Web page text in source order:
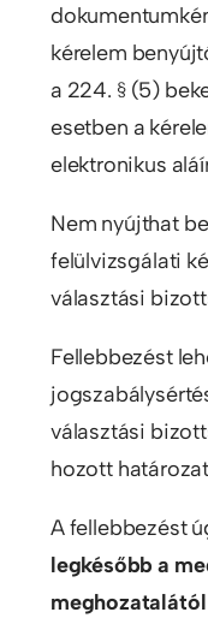
kérelem
a 224. § (5)
esetben a
elektronikus
Nem nyújthat
felülvizsgálati
választási
Fellebbezést
választási
hozott
A fellebbezést
legkésőbb a